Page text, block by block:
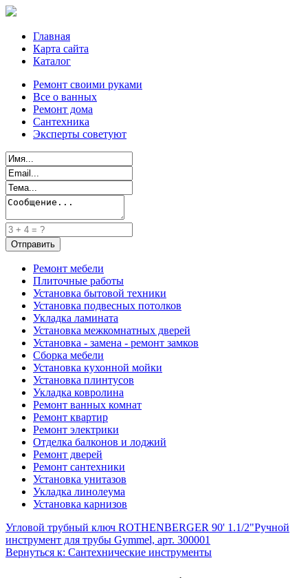
Главная
Карта сайта
Каталог
Ремонт своими руками
Все о ванных
Ремонт дома
Сантехника
Эксперты советуют
Ремонт мебели
Плиточные работы
Установка бытовой техники
Установка подвесных потолков
Укладка ламината
Установка межкомнатных дверей
Установка - замена - ремонт замков
Сборка мебели
Установка кухонной мойки
Установка плинтусов
Укладка ковролина
Ремонт ванных комнат
Ремонт квартир
Ремонт электрики
Отделка балконов и лоджий
Ремонт дверей
Ремонт сантехники
Установка унитазов
Укладка линолеума
Установка карнизов
Угловой трубный ключ ROTHENBERGER 90' 1.1/2"Ручной
инструмент для трубы Gymmel, арт. 300001
Вернуться к: Сантехнические инструменты